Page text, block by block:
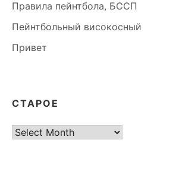
Правила пейнтбола, БССП
Пейнтбольный високосный
Привет
СТАРОЕ
старое